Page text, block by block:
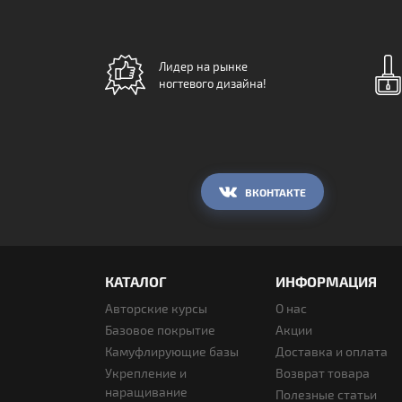
Лидер на рынке
ногтевого дизайна!
ВКОНТАКТЕ
КАТАЛОГ
Авторские курсы
Базовое покрытие
Камуфлирующие базы
Укрепление и
наращивание
ИНФОРМАЦИЯ
О нас
Акции
Доставка и оплата
Возврат товара
Полезные статьи